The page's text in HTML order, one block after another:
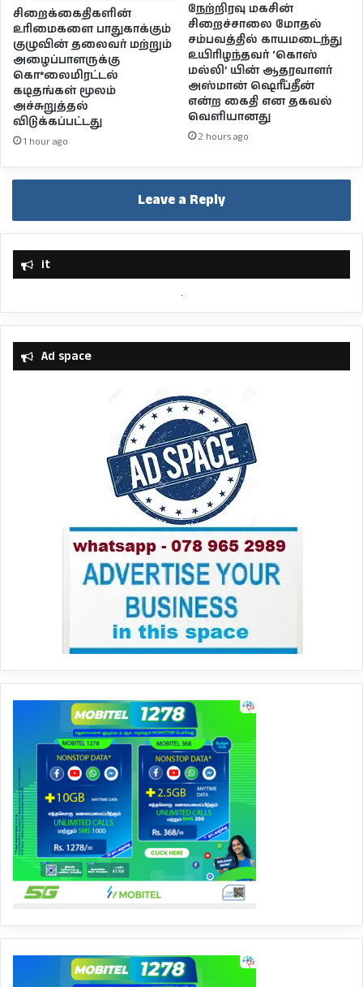
சிறைக்கைதிகளின்
உரிமைகளை பாதுகாக்கும்
குழுவின் தலைவர் மற்றும்
அழைப்பாளருக்கு
கொ*லைமிரட்டல்
கடிதங்கள் மூலம்
அச்சுறுத்தல்
விடுக்கப்பட்டது
1 hour ago
நேற்றிரவு மகசின்
சிறைச்சாலை மோதல்
சம்பவத்தில் காயமடைந்து
உயிரிழந்தவர் ‘கொஸ்
மல்லி’ யின் ஆதரவாளர்
அஸ்மான் ஷெரீப்தீன்
என்ற கைதி என தகவல்
வெளியானது
2 hours ago
Leave a Reply
it
Ad space